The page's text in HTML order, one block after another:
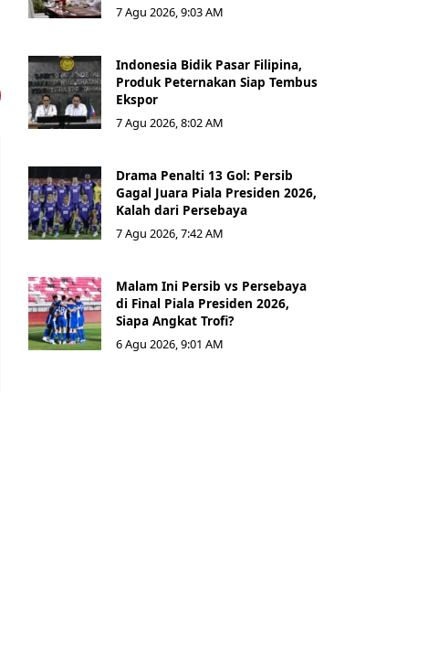
7 Agu 2026, 9:03 AM
Indonesia Bidik Pasar Filipina,
Produk Peternakan Siap Tembus
Ekspor
7 Agu 2026, 8:02 AM
Drama Penalti 13 Gol: Persib
Gagal Juara Piala Presiden 2026,
Kalah dari Persebaya
7 Agu 2026, 7:42 AM
Malam Ini Persib vs Persebaya
di Final Piala Presiden 2026,
Siapa Angkat Trofi?
6 Agu 2026, 9:01 AM